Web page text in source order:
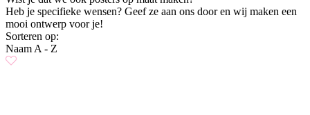
Heb je specifieke wensen? Geef ze aan ons door en wij maken een
mooi ontwerp voor je!
Sorteren op:
Naam A - Z